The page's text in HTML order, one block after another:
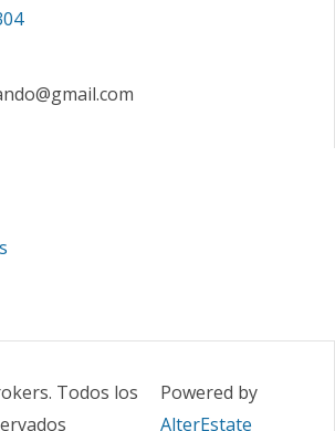
. Todos los
Powered by
AlterEstate